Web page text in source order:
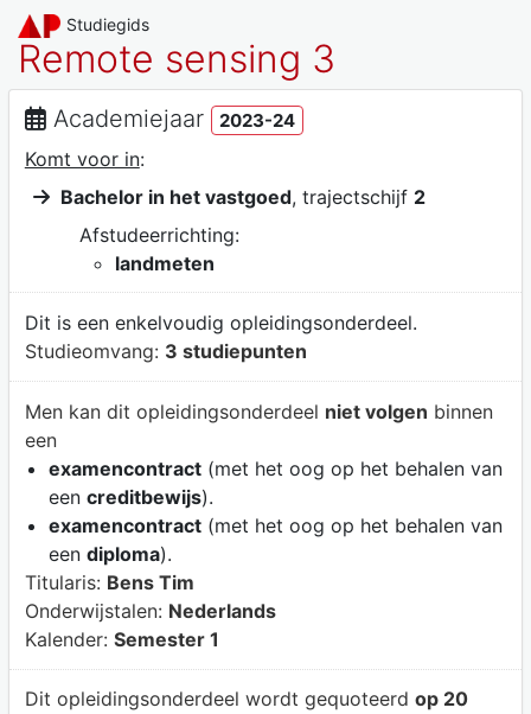
Studiegids
Remote sensing 3
Academiejaar 2023-24
Komt voor in:
Bachelor in het vastgoed, trajectschijf 2
Afstudeerrichting:
landmeten
Dit is een enkelvoudig opleidingsonderdeel.
Studieomvang: 3 studiepunten
Men kan dit opleidingsonderdeel niet volgen binnen
een
examencontract(met het oog op het behalen van
een creditbewijs).
examencontract(met het oog op het behalen van
een diploma).
Titularis: Bens Tim
Onderwijstalen: Nederlands
Kalender: Semester 1
Dit opleidingsonderdeel wordt gequoteerd op 20